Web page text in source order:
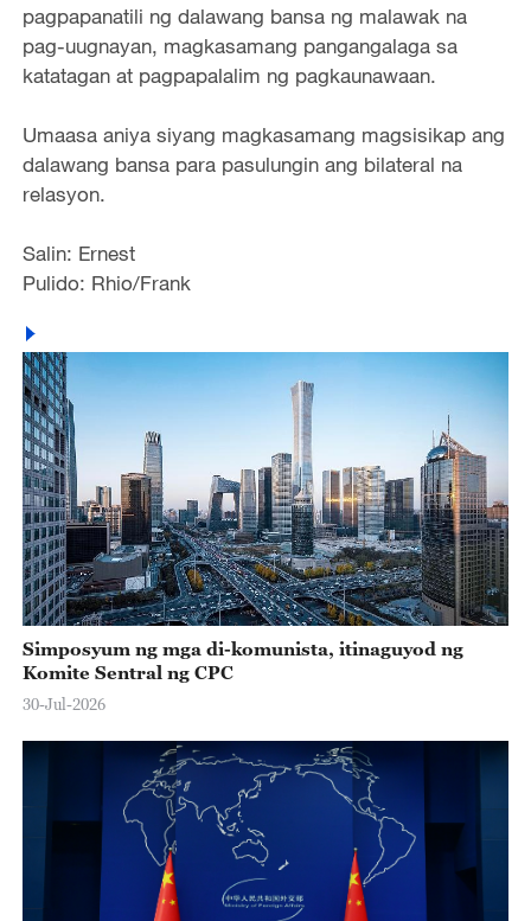
pagpapanatili ng dalawang bansa ng malawak na
pag-uugnayan, magkasamang pangangalaga sa
katatagan at pagpapalalim ng pagkaunawaan.
Umaasa aniya siyang magkasamang magsisikap ang
dalawang bansa para pasulungin ang bilateral na
relasyon.
Salin: Ernest
Pulido: Rhio/Frank
Simposyum ng mga di-komunista, itinaguyod ng
Komite Sentral ng CPC
30-Jul-2026